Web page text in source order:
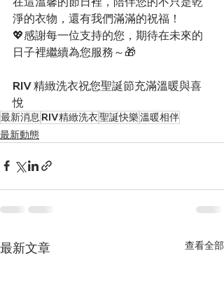
淨的衣物，還有我們滿滿的祝福！
💖感謝每一位支持的您，期待在未來的
日子裡繼續為您服務～🎁
RIV 精緻洗衣祝您聖誕節充滿溫暖與喜
悅
最新消息 RIV精緻洗衣聖誕快樂溫暖相伴
最新動態
最新文章 查看全部